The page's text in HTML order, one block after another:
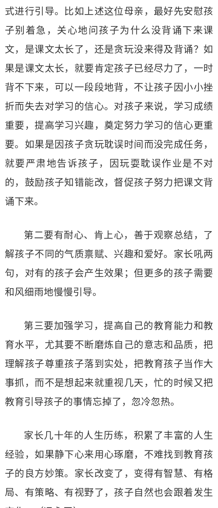
式进行引导。比如上述这位母亲，最好先安慰孩
子别着急，关心地问孩子为什么没背诵下来课
文，是课文太长了，还是贪玩没来得及背诵？如
果是课文太长，就要肯定孩子已经尽力了，一时
背不下来，可以一段段地背，不让孩子因小小挫
折而失去对学习的信心。对孩子来说，学习成绩
重要，提高学习兴趣，奠定努力学习的信心更重
要。如果是因孩子贪玩耽误时间而没完成任务，
就要严肃地告诉孩子，因玩耍耽误作业是不对
的，鼓励孩子知错能改，督促孩子努力把课文背
诵下来。
第二要有耐心、肯上心，善于观察总结，了
解孩子不同的气质禀赋、兴趣和爱好。家长吼两
句，对有的孩子会产生效果；但更多的孩子需要
和风细雨地慢慢引导。
第三要加强学习，提高自己的教育能力和教
育水平，尤其要不断磨炼自己的意志和品质，把
理解孩子尊重孩子落到实处，把教育孩子当作大
事抓，而不是想起来就重视几天，忙的时候又把
教育引导孩子的事情忘掉了，忽冷忽热。
家长几十年的人生历练，积累了丰富的人生
经验，如果静下心来用心琢磨，不难找到教育孩
子的良方妙策。家长改变了，变得有智慧、有格
局、有策略、有视野了，孩子自然也会跟着发生